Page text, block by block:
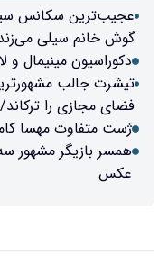
عجیب‌ترین سکانس
گوش خانم سیلی
دکوراسیون مینیمال
تیشرت جالب
فضای مجازی را
ژست متفاوت مهسا
همسر بازیگر مشهور
عکس